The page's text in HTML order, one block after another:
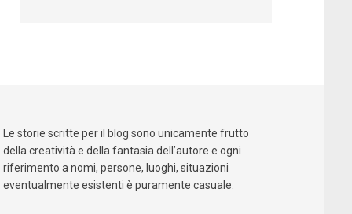
Amazon Mondadori Store
La Feltrinelli IBS
Le storie scritte per il blog sono unicamente frutto
della creatività e della fantasia dell’autore e ogni
riferimento a nomi, persone, luoghi, situazioni
eventualmente esistenti è puramente casuale.